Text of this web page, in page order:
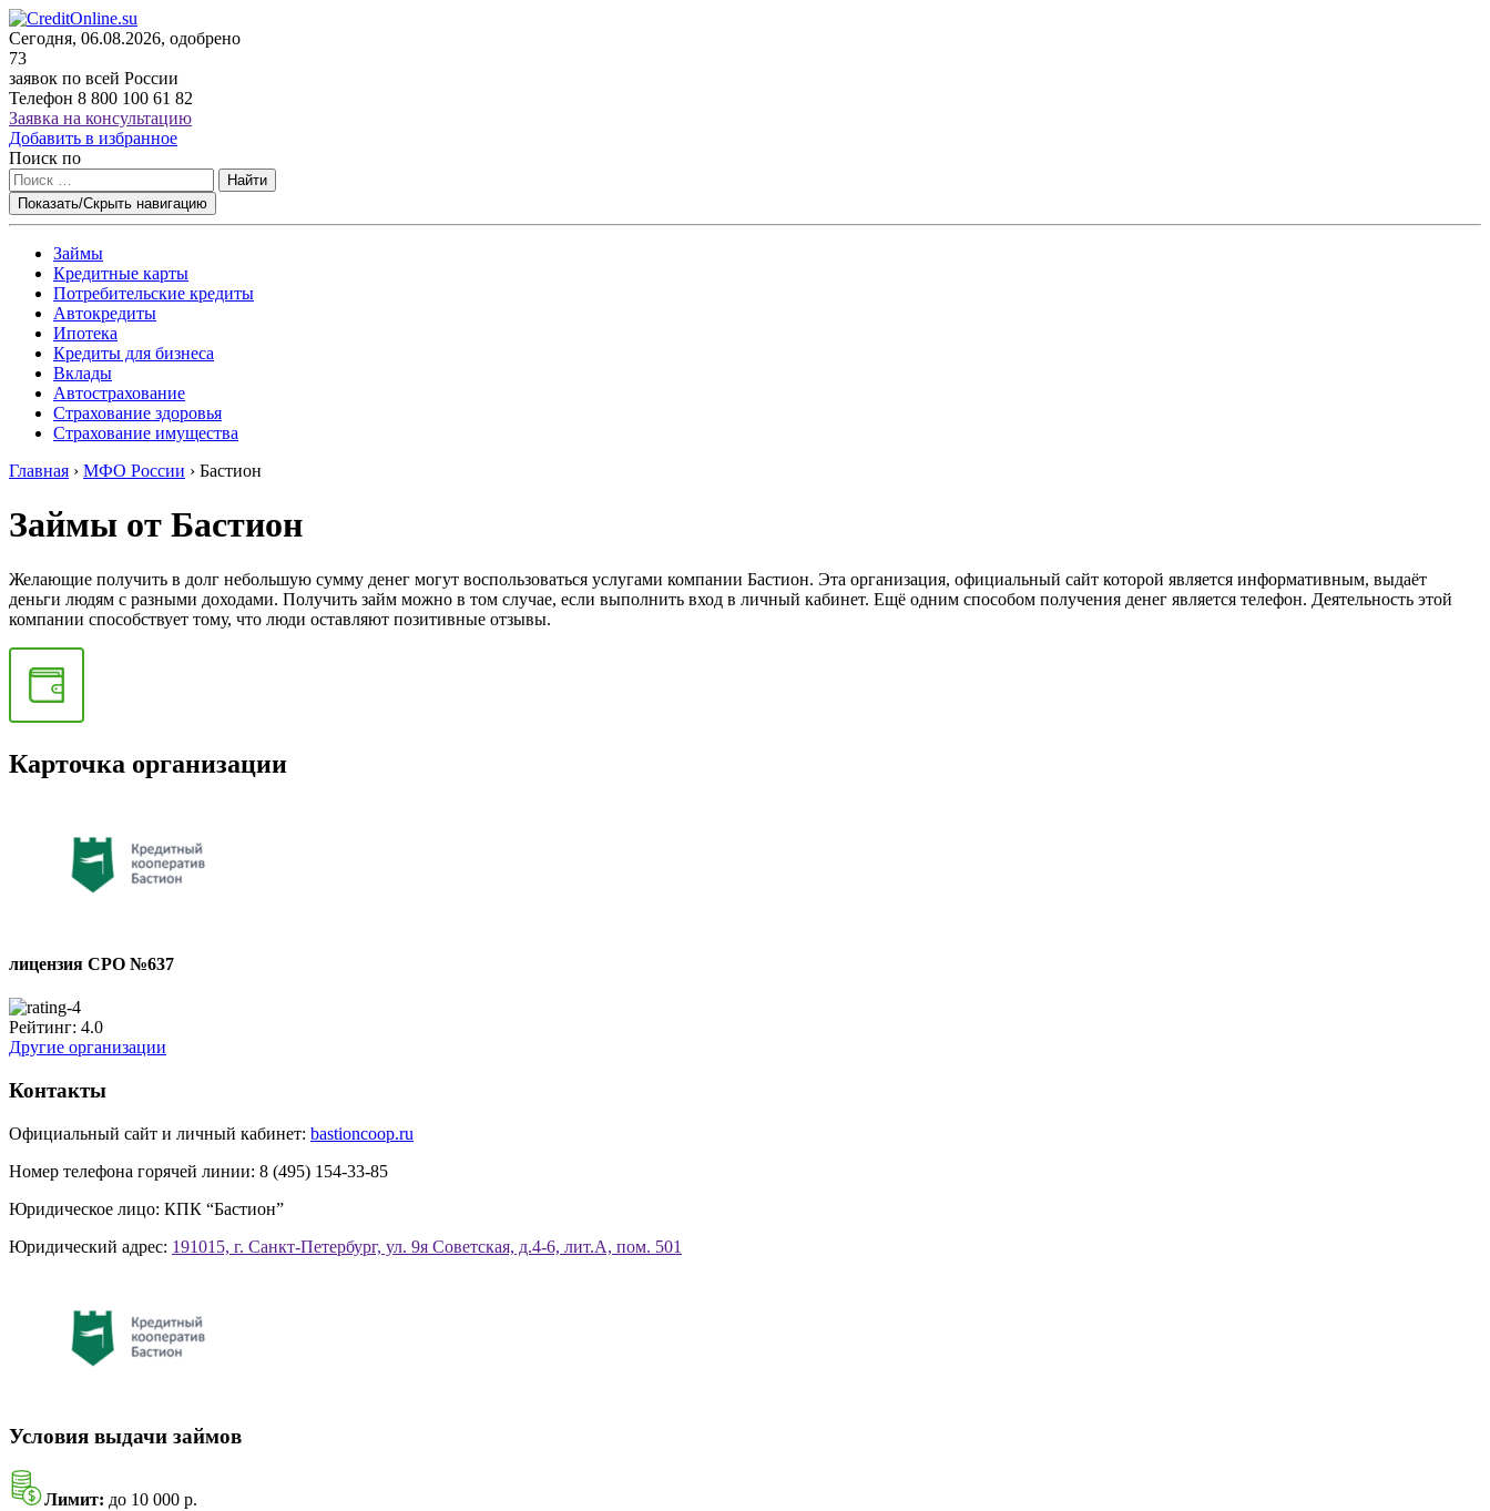
Сегодня, 06.08.2026, одобрено
73
заявок по всей России
Телефон 8 800 100 61 82
Заявка на консультацию
Добавить в избранное
Поиск по
Найти
Показать/Скрыть навигацию
Займы
Кредитные карты
Потребительские кредиты
Автокредиты
Ипотека
Кредиты для бизнеса
Вклады
Автострахование
Страхование здоровья
Страхование имущества
Главная › МФО России › Бастион
Займы от Бастион
Желающие получить в долг небольшую сумму денег могут воспользоваться услугами компании Бастион. Эта организация, официальный сайт которой является информативным, выдаёт
деньги людям с разными доходами. Получить займ можно в том случае, если выполнить вход в личный кабинет. Ещё одним способом получения денег является телефон. Деятельность этой
компании способствует тому, что люди оставляют позитивные отзывы.
Карточка организации
лицензия СРО №637
Рейтинг: 4.0
Другие организации
Контакты
Официальный сайт и личный кабинет: bastioncoop.ru
Номер телефона горячей линии: 8 (495) 154-33-85
Юридическое лицо: КПК “Бастион”
Юридический адрес: 191015, г. Санкт-Петербург, ул. 9я Советская, д.4-6, лит.А, пом. 501
Условия выдачи займов
Лимит: до 10 000 р.